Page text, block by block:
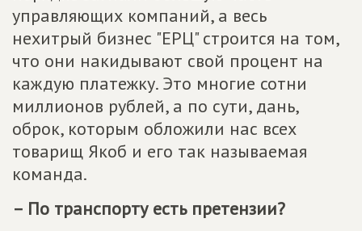
управляющих компаний, а весь
нехитрый бизнес "ЕРЦ" строится на том,
что они накидывают свой процент на
каждую платежку. Это многие сотни
миллионов рублей, а по сути, дань,
оброк, которым обложили нас всех
товарищ Якоб и его так называемая
команда.
– По транспорту есть претензии?